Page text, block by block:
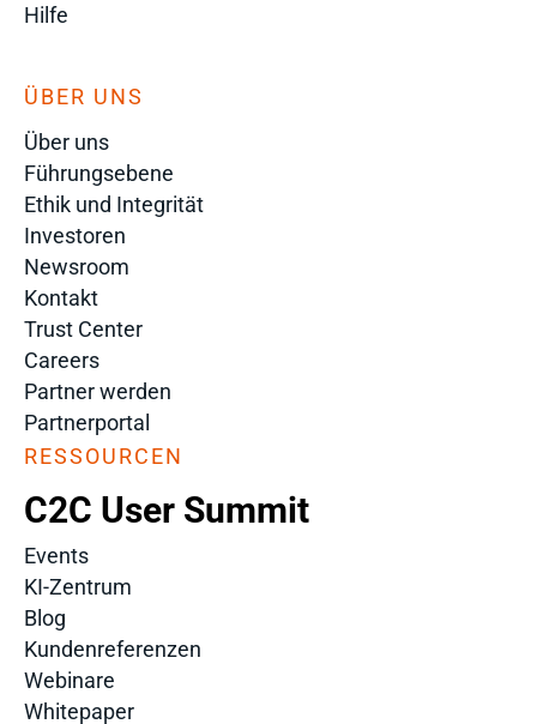
Hilfe
ÜBER UNS
Über uns
Führungsebene
Ethik und Integrität
Investoren
Newsroom
Kontakt
Trust Center
Careers
Partner werden
Partnerportal
RESSOURCEN
C2C User Summit
Events
KI-Zentrum
Blog
Kundenreferenzen
Webinare
Whitepaper